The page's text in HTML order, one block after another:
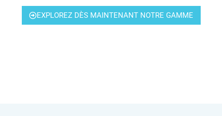
EXPLOREZ DÈS MAINTENANT NOTRE GAMME